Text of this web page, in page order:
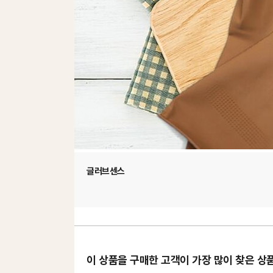
글러브센스
이 상품을 구매한 고객이 가장 많이 찾은 상